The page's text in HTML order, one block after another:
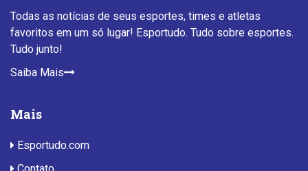
Todas as notícias de seus esportes, times e atletas
favoritos em um só lugar! Esportudo. Tudo sobre esportes.
Tudo junto!
Saiba Mais
Mais
Esportudo.com